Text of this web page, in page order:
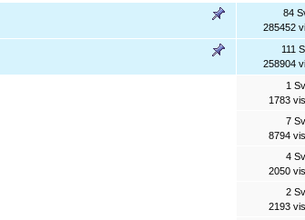
84
285452
111
258904
1
1783
7
8794
4
2050
2
2193